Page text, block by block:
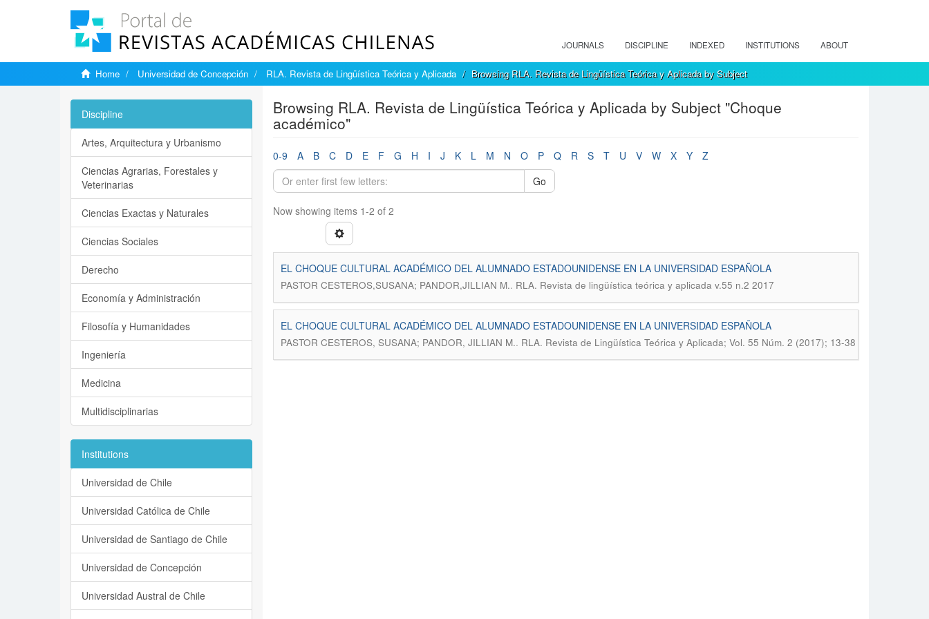
JOURNALS DISCIPLINE INDEXED INSTITUTIONS ABOUT
Home Universidad de Concepción RLA. Revista de Lingüística Teórica y Aplicada Browsing RLA. Revista de Lingüística Teórica y Aplicada by Subject
Browsing RLA. Revista de Lingüística Teórica y Aplicada by Subject "Choque
académico"
0-9 A B C D E F G H I J K L M N O P Q R S T U V W X Y
Z
Go
Now showing items 1-2 of 2
EL CHOQUE CULTURAL ACADÉMICO DEL ALUMNADO ESTADOUNIDENSE EN LA UNIVERSIDAD ESPAÑOLA
PASTOR CESTEROS,SUSANA; PANDOR,JILLIAN M.. RLA. Revista de lingüística teórica y aplicada v.55 n.2 2017
EL CHOQUE CULTURAL ACADÉMICO DEL ALUMNADO ESTADOUNIDENSE EN LA UNIVERSIDAD ESPAÑOLA
PASTOR CESTEROS, SUSANA; PANDOR, JILLIAN M.. RLA. Revista de Lingüística Teórica y Aplicada; Vol. 55 Núm. 2 (2017); 13-38
Discipline
Artes, Arquitectura y Urbanismo
Ciencias Agrarias, Forestales y
Veterinarias
Ciencias Exactas y Naturales
Ciencias Sociales
Derecho
Economía y Administración
Filosofía y Humanidades
Ingeniería
Medicina
Multidisciplinarias
Institutions
Universidad de Chile
Universidad Católica de Chile
Universidad de Santiago de Chile
Universidad de Concepción
Universidad Austral de Chile